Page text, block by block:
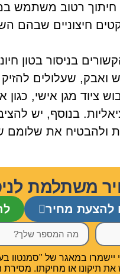
חיתוך רטוב משתמש
חיצוניים שבהם
בניסור בטון
שעלולים
ציוד מגן אישי,
בנוסף, יש
ולהבטיח את שלומם
משתלמת
להצעת מחיר
במאגר של "סמנטוו
את תיקונו או מחיקתו.